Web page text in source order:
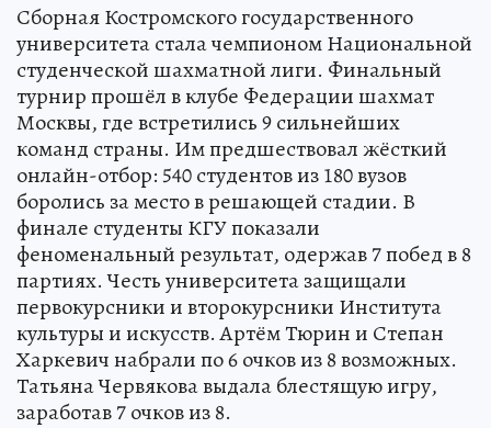
Сборная Костромского государственного
университета стала чемпионом Национальной
студенческой шахматной лиги. Финальный
турнир прошёл в клубе Федерации шахмат
Москвы, где встретились 9 сильнейших
команд страны. Им предшествовал жёсткий
онлайн-отбор: 540 студентов из 180 вузов
боролись за место в решающей стадии. В
финале студенты КГУ показали
феноменальный результат, одержав 7 побед в 8
партиях. Честь университета защищали
первокурсники и второкурсники Института
культуры и искусств. Артём Тюрин и Степан
Харкевич набрали по 6 очков из 8 возможных.
Татьяна Червякова выдала блестящую игру,
заработав 7 очков из 8.